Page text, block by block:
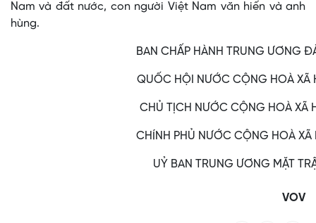
Nam và đất nước, con người Việt Nam văn hiến và anh
hùng.
BAN CHẤP HÀNH TRUNG ƯƠNG
QUỐC HỘI NƯỚC CỘNG HOÀ XÃ
CHỦ TỊCH NƯỚC CỘNG HOÀ XÃ
CHÍNH PHỦ NƯỚC CỘNG HOÀ XÃ
UỶ BAN TRUNG ƯƠNG MẶT
VOV